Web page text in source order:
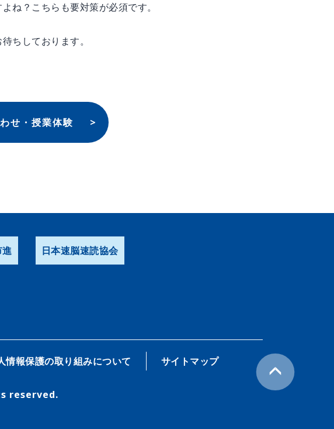
ね？こちらも要対策が必須です。
ちしております。
せ・授業体験
進 日本速脳速読協会
情報保護の取り組みについて サイトマップ
reserved.